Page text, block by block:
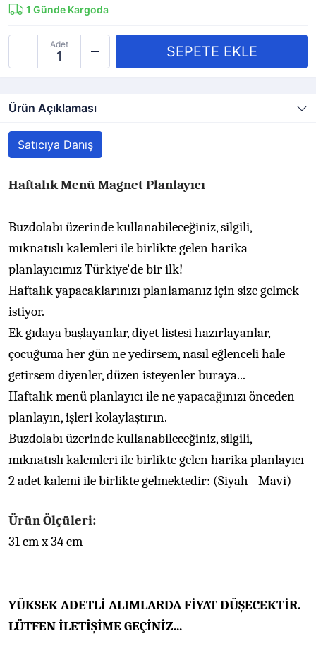
1 Günde Kargoda
Adet
Ürün Açıklaması
Satıcıya Danış
Haftalık Menü Magnet Planlayıcı
Buzdolabı üzerinde kullanabileceğiniz, silgili,
mıknatıslı kalemleri ile birlikte gelen harika
planlayıcımız Türkiye'de bir ilk!
Haftalık yapacaklarınızı planlamanız için size gelmek
istiyor.
Ek gıdaya başlayanlar, diyet listesi hazırlayanlar,
çocuğuma her gün ne yedirsem, nasıl eğlenceli hale
getirsem diyenler, düzen isteyenler buraya...
Haftalık menü planlayıcı ile ne yapacağınızı önceden
planlayın, işleri kolaylaştırın.
Buzdolabı üzerinde kullanabileceğiniz, silgili,
mıknatıslı kalemleri ile birlikte gelen harika planlayıcı
2 adet kalemi ile birlikte gelmektedir: (Siyah - Mavi)
Ürün Ölçüleri:
31 cm x 34 cm
YÜKSEK ADETLİ ALIMLARDA FİYAT DÜŞECEKTİR.
LÜTFEN İLETİŞİME GEÇİNİZ...